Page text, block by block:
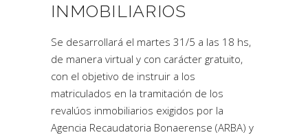
INMOBILIARIOS
Se desarrollará el martes 31/5 a las 18 hs,
de manera virtual y con carácter gratuito,
con el objetivo de instruir a los
matriculados en la tramitación de los
revalúos inmobiliarios exigidos por la
Agencia Recaudatoria Bonaerense (ARBA) y